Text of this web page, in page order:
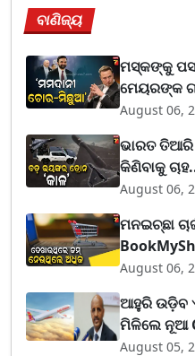
ବାଣିଜ୍ୟ
ମସ୍କଙ୍କୁ
ମେୟରଙ୍କ
August 06,
ଭାରତ ତିଆରି
କିଣିବାକୁ
August 06,
ମନଇଚ୍ଛା
August 06,
ଆହୁରି ଉଡ଼ିବ
ମିଳିଲେ ନୂଆ
August 05,